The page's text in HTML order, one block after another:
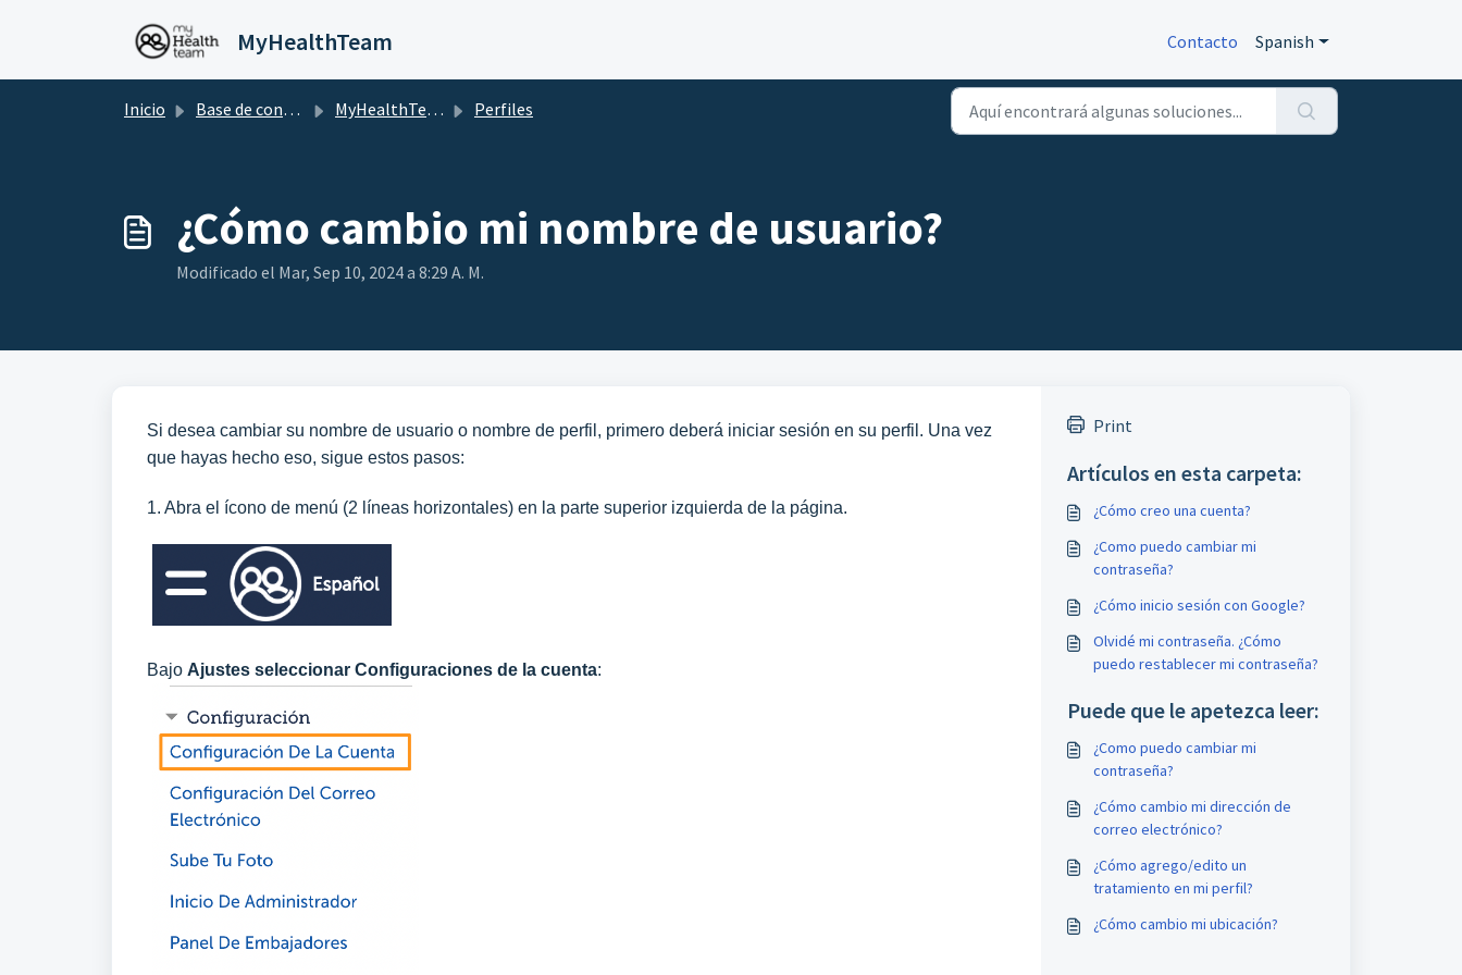
MyHealthTeam Contacto Spanish
Inicio Base de conocimientos MyHealthTeam Perfiles
¿Cómo cambio mi nombre de usuario?
Modificado el Mar, Sep 10, 2024 a 8:29 A. M.
Si desea cambiar su nombre de usuario o nombre de perfil, primero deberá iniciar sesión en su perfil. Una vez
que hayas hecho eso, sigue estos pasos:
1. Abra el ícono de menú (2 líneas horizontales) en la parte superior izquierda de la página.
Bajo Ajustes seleccionar Configuraciones de la cuenta:
Print
Artículos en esta carpeta:
¿Cómo creo una cuenta?
¿Como puedo cambiar mi
contraseña?
¿Cómo inicio sesión con Google?
Olvidé mi contraseña. ¿Cómo
puedo restablecer mi contraseña?
Puede que le apetezca leer:
¿Como puedo cambiar mi
contraseña?
¿Cómo cambio mi dirección de
correo electrónico?
¿Cómo agrego/edito un
tratamiento en mi perfil?
¿Cómo cambio mi ubicación?